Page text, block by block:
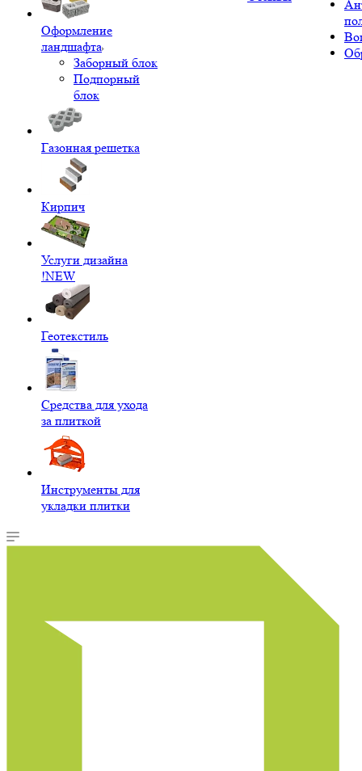
Оформление
ландшафта
Заборный блок
Подпорный
блок
Газонная решетка
Кирпич
Услуги дизайна
!NEW
Геотекстиль
Средства для ухода
за плиткой
Инструменты для
укладки плитки